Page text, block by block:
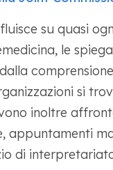
su quasi
le
si
inoltre
appuntamenti
di